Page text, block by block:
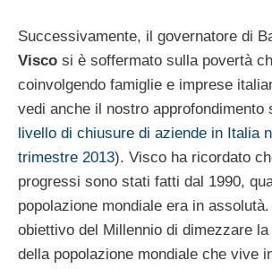
Successivamente, il governatore di
Visco si è soffermato sulla povertà
coinvolgendo famiglie e imprese
vedi anche il nostro approfondimento
livello di chiusure di aziende in Italia
trimestre 2013). Visco ha ricordato
progressi sono stati fatti dal 1990,
popolazione mondiale era in
obiettivo del Millennio di dimezzare
della popolazione mondiale che vive